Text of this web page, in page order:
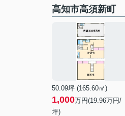
高知市高須新町
50.09坪 (165.60㎡)
1,000万円(19.96万円/
坪)